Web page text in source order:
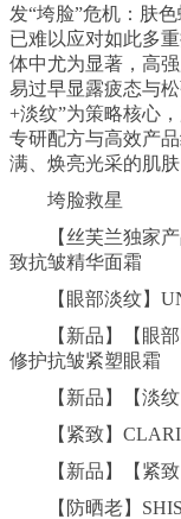
发“垮脸”危机：肤
已难以应对如此多
体中尤为显著，高
易过早显露疲态与
+淡纹”为策略核心
专研配方与高效产
满、焕亮光采的肌
垮脸救星
【丝芙兰独家
致抗皱精华面霜
【眼部淡纹】
【新品】【眼
修护抗皱紧塑眼霜
【新品】【淡
【紧致】
【新品】【紧
【防晒老】